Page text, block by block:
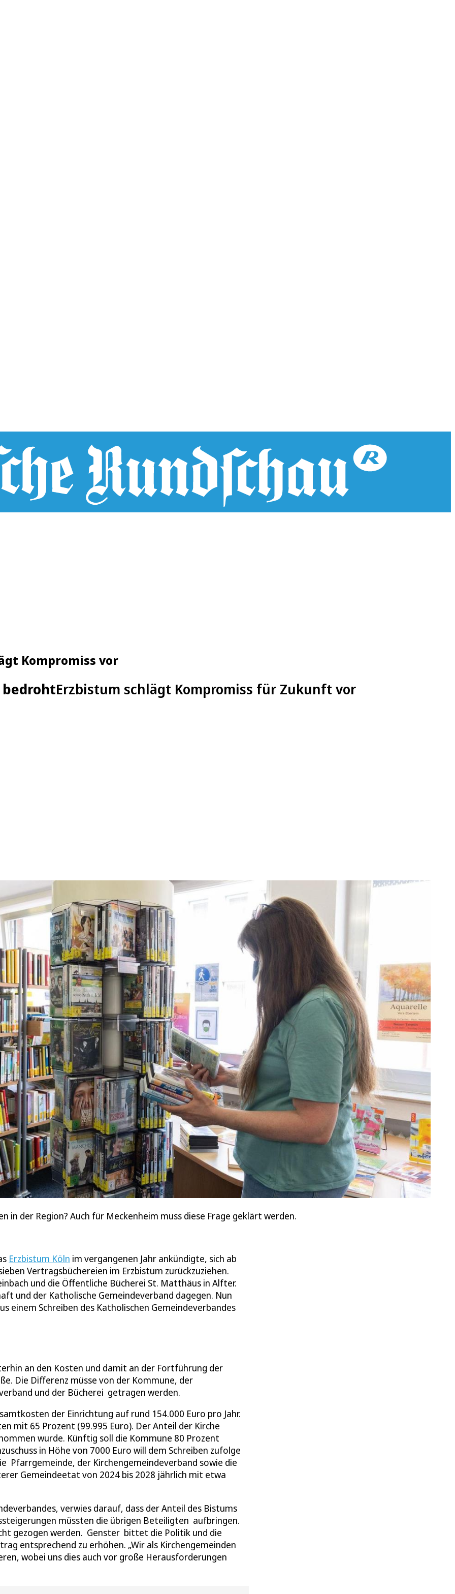
Kompromiss vor
Erzbistum schlägt Kompromiss für Zukunft vor
in der Region? Auch für Meckenheim muss diese Frage geklärt werden.
Erzbistum Köln im vergangenen Jahr ankündigte, sich ab
Vertragsbüchereien im Erzbistum zurückzuziehen.
und die Öffentliche Bücherei St. Matthäus in Alfter.
und der Katholische Gemeindeverband dagegen. Nun
einem Schreiben des Katholischen Gemeindeverbandes
an den Kosten und damit an der Fortführung der
Die Differenz müsse von der Kommune, der
und der Bücherei getragen werden.
der Einrichtung auf rund 154.000 Euro pro Jahr.
mit 65 Prozent (99.995 Euro). Der Anteil der Kirche
wurde. Künftig soll die Kommune 80 Prozent
in Höhe von 7000 Euro will dem Schreiben zufolge
Pfarrgemeinde, der Kirchengemeindeverband sowie die
Gemeindeetat von 2024 bis 2028 jährlich mit etwa
verwies darauf, dass der Anteil des Bistums
müssten die übrigen Beteiligten aufbringen.
gezogen werden. Genster bittet die Politik und die
entsprechend zu erhöhen. „Wir als Kirchengemeinden
wobei uns dies auch vor große Herausforderungen